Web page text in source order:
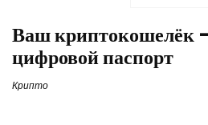
Ваш криптокошелёк
цифровой паспорт
Крипто